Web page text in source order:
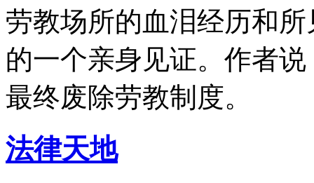
劳教场所的血泪经历和
的一个亲身见证。作者
最终废除劳教制度。
法律天地